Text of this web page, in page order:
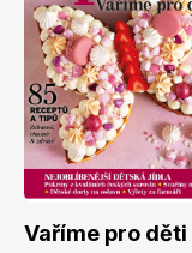
Vaříme pro děti